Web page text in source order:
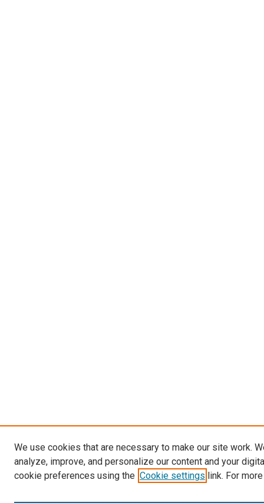
We use cookies that are necessary to make our site work.
analyze, improve, and personalize our content and your
cookie preferences using the Cookie settings link. For